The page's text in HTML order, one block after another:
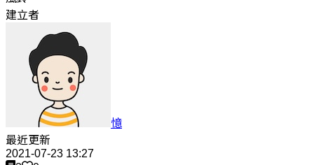
建立者
憶
最近更新
2021-07-23 13:27